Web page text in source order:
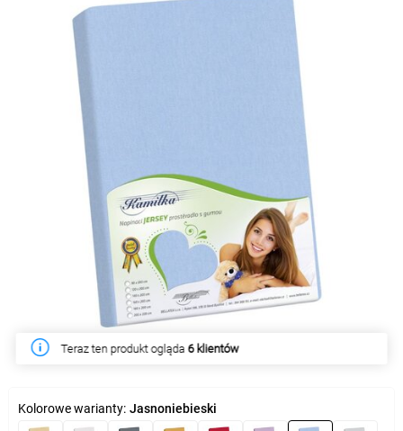
Teraz ten produkt ogląda 6 klientów
W tym tygodniu produkt kupiło50 klientów
Kolorowe warianty: Jasnoniebieski